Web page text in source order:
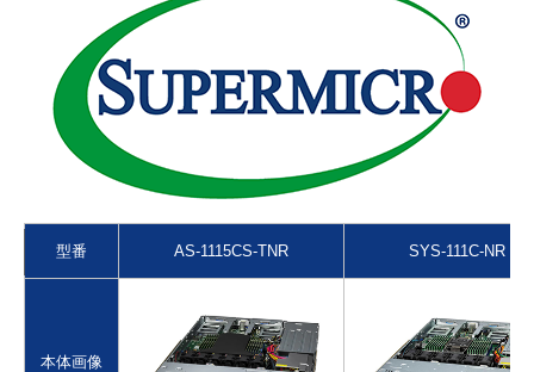
左右にスクロールしてご覧ください
左右にスワイプしてご覧ください
型番 AS-1115CS-TNR SYS-111C-NR
本体画像